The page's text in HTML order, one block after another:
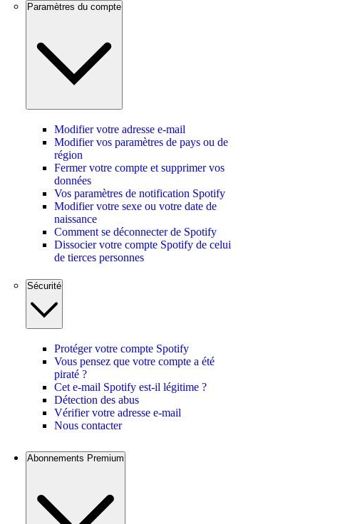
Paramètres du compte
Modifier votre adresse e-mail
Modifier vos paramètres de pays ou de
région
Fermer votre compte et supprimer vos
données
Vos paramètres de notification Spotify
Modifier votre sexe ou votre date de
naissance
Comment se déconnecter de Spotify
Dissocier votre compte Spotify de celui
de tierces personnes
Sécurité
Protéger votre compte Spotify
Vous pensez que votre compte a été
piraté ?
Cet e-mail Spotify est-il légitime ?
Détection des abus
Vérifier votre adresse e-mail
Nous contacter
Abonnements Premium